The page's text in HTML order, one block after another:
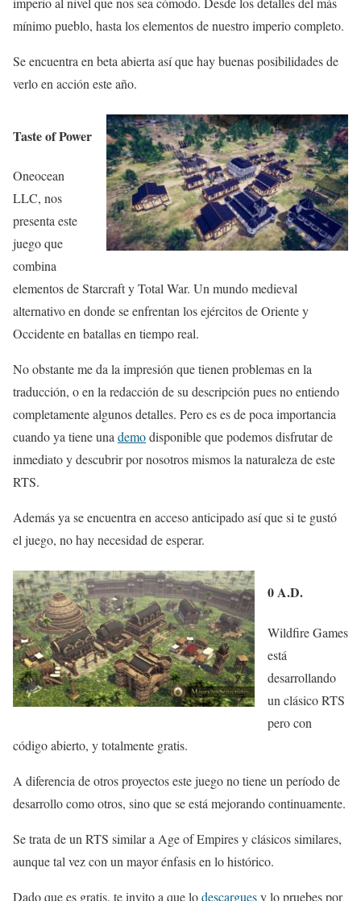
mínimo pueblo, hasta los elementos de nuestro imperio completo.
Se encuentra en beta abierta así que hay buenas posibilidades de
verlo en acción este año.
Taste of Power
Oneocean
LLC, nos
presenta este
juego que
combina
elementos de Starcraft y Total War. Un mundo medieval
alternativo en donde se enfrentan los ejércitos de Oriente y
Occidente en batallas en tiempo real.
No obstante me da la impresión que tienen problemas en la
traducción, o en la redacción de su descripción pues no entiendo
completamente algunos detalles. Pero es es de poca importancia
cuando ya tiene una demodisponible que podemos disfrutar de
inmediato y descubrir por nosotros mismos la naturaleza de este
RTS.
Además ya se encuentra en acceso anticipado así que si te gustó
el juego, no hay necesidad de esperar.
0 A.D.
Wildfire Games
está
desarrollando
un clásico RTS
pero con
código abierto, y totalmente gratis.
A diferencia de otros proyectos este juego no tiene un período de
desarrollo como otros, sino que se está mejorando continuamente.
Se trata de un RTS similar a Age of Empires y clásicos similares,
aunque tal vez con un mayor énfasis en lo histórico.
Dado que es gratis, te invito a que lodescarguesy lo pruebes por